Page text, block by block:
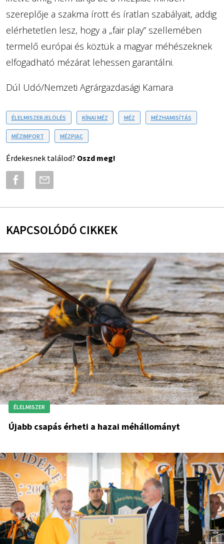
szereplője a szakma írott és íratlan szabályait, addig
elérhetetlen lesz, hogy a „fair play” szellemében
termelő európai és köztük a magyar méhészeknek
elfogadható mézárat lehessen garantálni.
Dúl Udó/Nemzeti Agrárgazdasági Kamara
ÉLELMISZERJELÖLÉS KÍNAI MÉZ MÉZ MÉZHAMISÍTÁS
MÉZIMPORT MÉZPIAC
Érdekesnek találod? Oszd meg!
KAPCSOLÓDÓ CIKKEK
ÉLELMISZER
Újabb csapás érheti a hazai méhállományt